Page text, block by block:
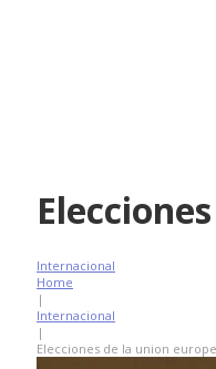
Internacional
Home
|
Internacional
|
Elecciones de la union